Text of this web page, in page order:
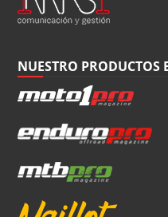
NUESTRO PRODUCTOS